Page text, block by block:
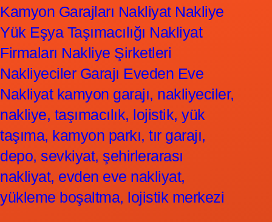
Kamyon Garajları Nakliyat Nakliye
Yük Eşya Taşımacılığı Nakliyat
Firmaları Nakliye Şirketleri
Nakliyeciler Garajı Eveden Eve
Nakliyat kamyon garajı, nakliyeciler,
nakliye, taşımacılık, lojistik, yük
taşıma, kamyon parkı, tır garajı,
depo, sevkiyat, şehirlerarası
nakliyat, evden eve nakliyat,
yükleme boşaltma, lojistik merkezi